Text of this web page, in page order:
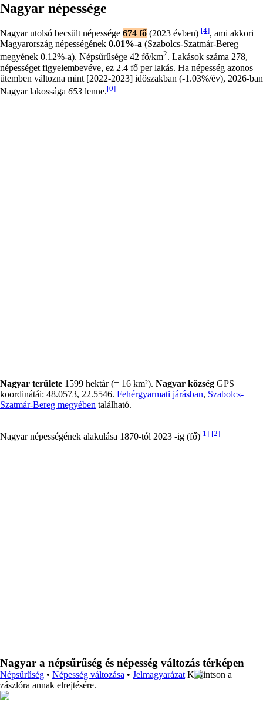
Nagyar népessége
Nagyar utolsó becsült népessége 674 fő (2023 évben) [4], ami akkori
Magyarország népességének 0.01%-a (Szabolcs-Szatmár-Bereg
megyének 0.12%-a). Népsűrűsége 42 fő/km2. Lakások száma 278,
népességet figyelembevéve, ez 2.4 fő per lakás. Ha népesség azonos
ütemben változna mint [2022-2023] időszakban (-1.03%/év), 2026-ban
Nagyar lakossága 653 lenne.[0]
Nagyar területe 1599 hektár (= 16 km²). Nagyar község GPS
koordinátái: 48.0573, 22.5546. Fehérgyarmati járásban, Szabolcs-
Szatmár-Bereg megyében található.
Nagyar népességének alakulása 1870-tól 2023 -ig (fő)[1] [2]
Nagyar a népsűrűség és népesség változás térképen
Népsűrűség • Népesség változása • Jelmagyarázat Kattintson a
zászlóra annak elrejtésére.